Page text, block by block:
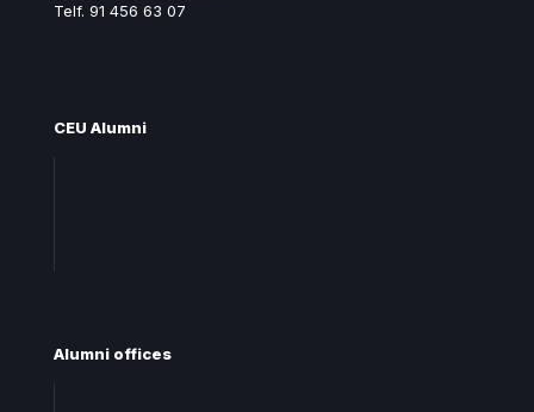
Telf. 91 456 63 07
CEU Alumni
Alumni offices